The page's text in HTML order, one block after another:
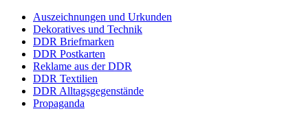
Auszeichnungen und Urkunden
Dekoratives und Technik
DDR Briefmarken
DDR Postkarten
Reklame aus der DDR
DDR Textilien
DDR Alltagsgegenstände
Propaganda